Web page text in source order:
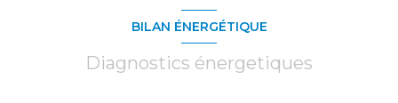
BILAN ÉNERGÉTIQUE
Diagnostics énergetiques